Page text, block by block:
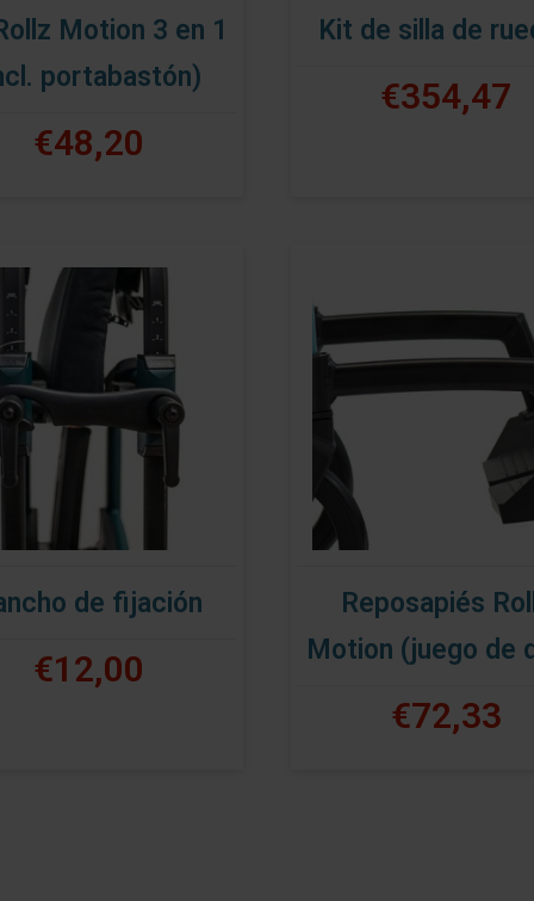
Motion 3 en 1
portabastón)
€48,20
Kit de silla de
€354,47
de fijación
€12,00
Reposapiés
Motion (juego de
€72,33